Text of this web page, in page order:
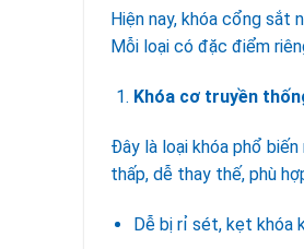
Hiện nay, khóa cổng sắt
Mỗi loại có đặc điểm
Khóa cơ truyền
Đây là loại khóa phổ
thấp, dễ thay thế, phù
Dễ bị rỉ sét, kẹt khóa